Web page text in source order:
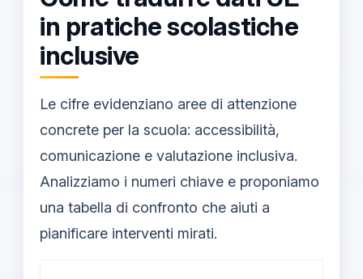
in pratiche scolastiche
inclusive
Le cifre evidenziano aree di attenzione
concrete per la scuola: accessibilità,
comunicazione e valutazione inclusiva.
Analizziamo i numeri chiave e proponiamo
una tabella di confronto che aiuti a
pianificare interventi mirati.